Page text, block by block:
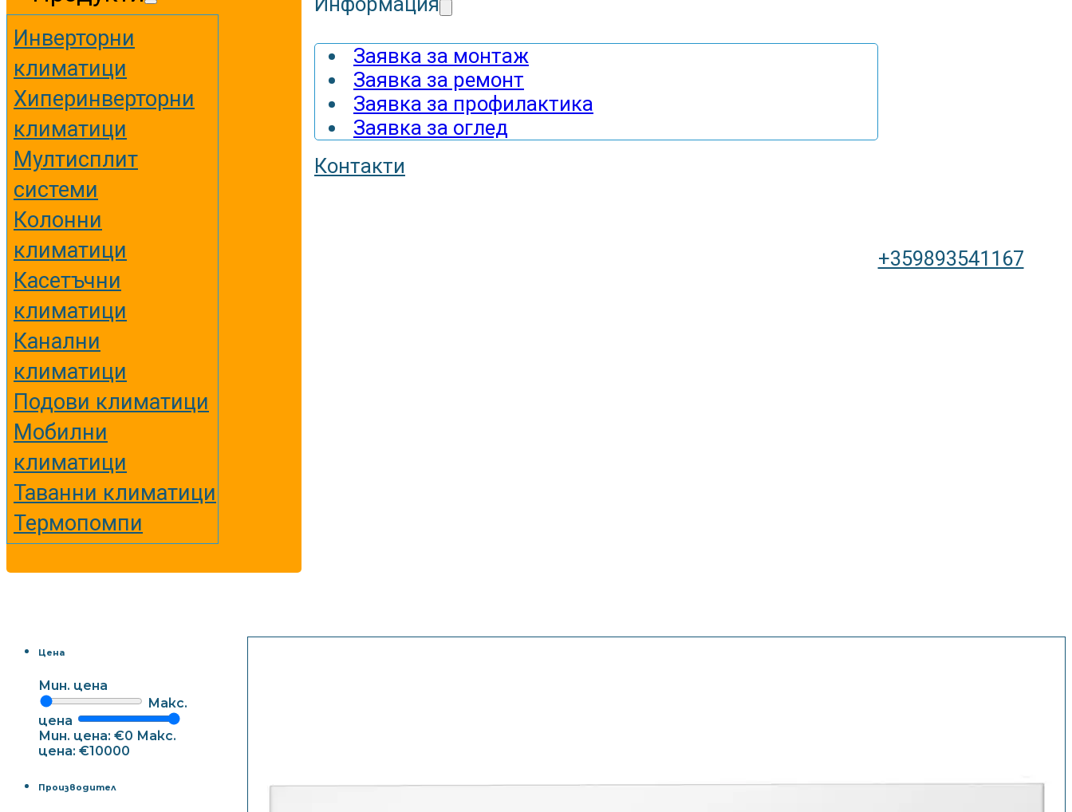
Инверторни
климатици
Хиперинверторни
климатици
Мултисплит
системи
Колонни
климатици
Касетъчни
климатици
Канални
климатици
Подови климатици
Мобилни
климатици
Таванни климатици
Термопомпи
Заявка за монтаж
Заявка за ремонт
Заявка за профилактика
Заявка за оглед
Контакти
+359893541167
Цена
Мин. цена
Макс.
цена
Мин. цена: €0 Макс.
цена: €10000
Производител